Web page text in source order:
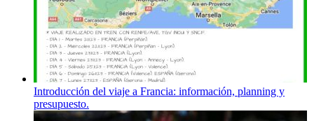
Introducción del viaje a Francia: información, planning y
presupuesto.